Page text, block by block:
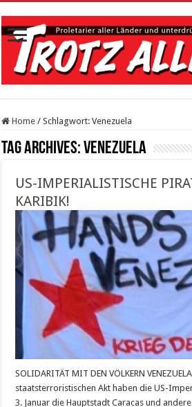
Home / Schlagwort:Venezuela
Tag Archives:Venezuela
US-IMPERIALISTISCHE
KARIBIK!
SOLIDARITÄT MIT DEN VÖLKERN
staatsterroristischen Akt haben die US-
3. Januar die Hauptstadt Caracas und